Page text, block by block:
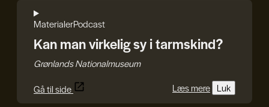
MaterialerPodcast
Kan man virkelig sy i tarmskind?
Grønlands Nationalmuseum
Gå til side
Læs mere Luk